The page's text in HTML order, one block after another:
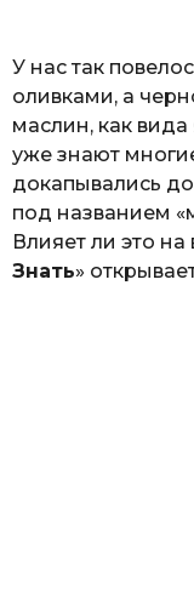
У нас так
оливками, а
маслин, как вида
уже знают
докапывались
под названием
Влияет ли это на
Знать»